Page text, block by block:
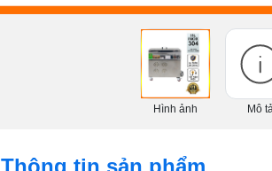
Hình ảnh Mô
Thông tin sản phẩm